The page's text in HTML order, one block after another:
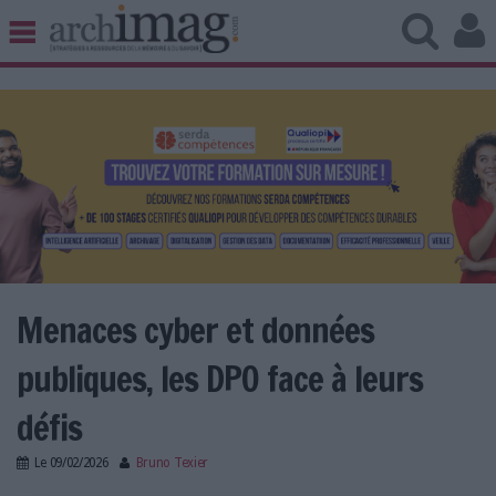
BIBLIOTHÈQUE ÉDITION
UNIVERS DATA
TRAVAIL COLLABORATIF
VIE NUMÉRIQUE
NUMÉRIQUE RESPONSABLE
LES DOSSIERS
LES NEWSLETTERS
LE MAGAZINE
Menaces cyber et données
publiques, les DPO face à leurs
défis
Le 09/02/2026 Bruno Texier